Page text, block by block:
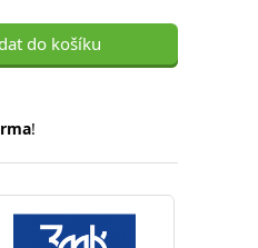
do košíku
!